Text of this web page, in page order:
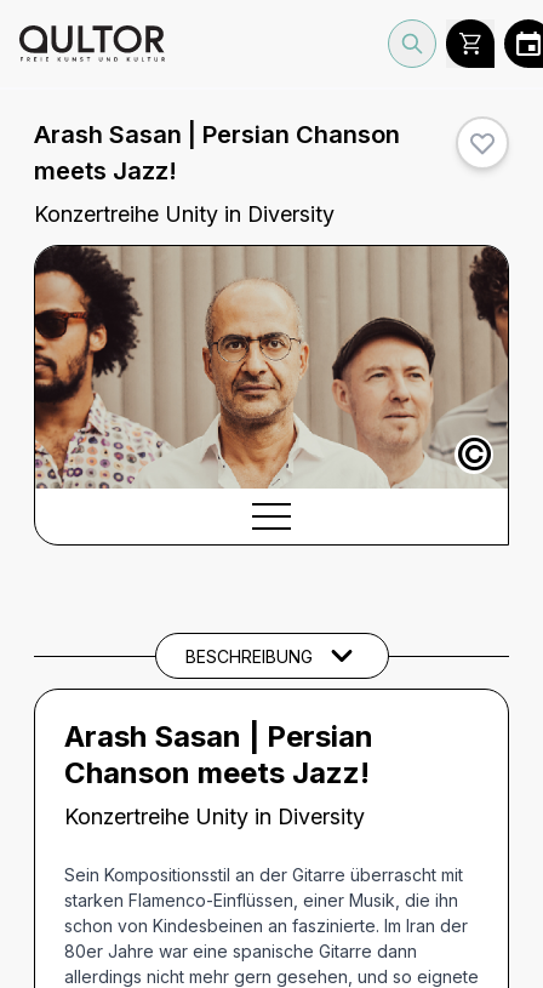
Arash Sasan | Persian Chanson
meets Jazz!
Konzertreihe Unity in Diversity
©
THEMEN UND SCHLAGWÖRTER
BESCHREIBUNG
Arash Sasan | Persian
Chanson meets Jazz!
Konzertreihe Unity in Diversity
Sein Kompositionsstil an der Gitarre überrascht mit
starken Flamenco-Einflüssen, einer Musik, die ihn
schon von Kindesbeinen an faszinierte. Im Iran der
80er Jahre war eine spanische Gitarre dann
allerdings nicht mehr gern gesehen, und so eignete